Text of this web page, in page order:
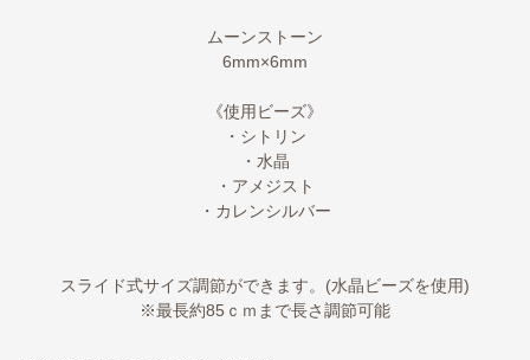
ムーンストーン
6mm×6mm
《使用ビーズ》
・シトリン
・水晶
・アメジスト
・カレンシルバー
スライド式サイズ調節ができます。(水晶ビーズを使用)
※最長約85ｃｍまで長さ調節可能